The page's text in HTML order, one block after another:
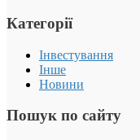
Категорії
Інвестування
Інше
Новини
Пошук по сайту